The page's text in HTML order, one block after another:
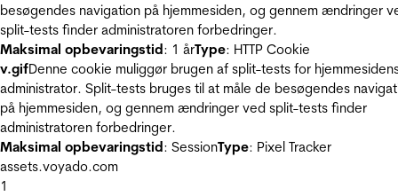
besøgendes navigation på hjemmesiden, og gennem ændringer
split-tests finder administratoren forbedringer.
Maksimal opbevaringstid: 1 årType: HTTP Cookie
v.gifDenne cookie muliggør brugen af split-tests for
administrator. Split-tests bruges til at måle de besøgendes
på hjemmesiden, og gennem ændringer ved split-tests finder
administratoren forbedringer.
Maksimal opbevaringstid: SessionType: Pixel Tracker
assets.voyado.com
1